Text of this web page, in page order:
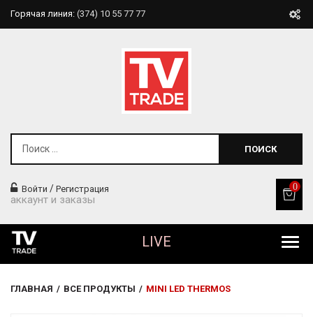
Горячая линия: (374) 10 55 77 77
ПОИСК
Войти / Регистрация
аккаунт и заказы
0
LIVE
ГЛАВНАЯ / ВСЕ ПРОДУКТЫ / MINI LED THERMOS